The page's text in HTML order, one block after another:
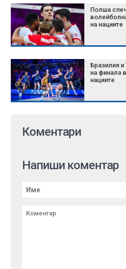
Полша
на нациите
Бразилия и
на финала
нациите
Коментари
Напиши коментар